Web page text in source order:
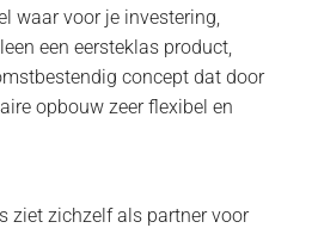
waar voor je investering,
een eersteklas product,
concept dat door
opbouw zeer flexibel en
ziet zichzelf als partner voor